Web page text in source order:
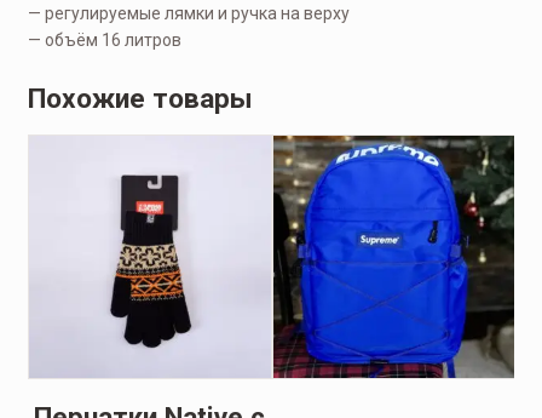
— регулируемые лямки и ручка на верху
— объём 16 литров
Похожие товары